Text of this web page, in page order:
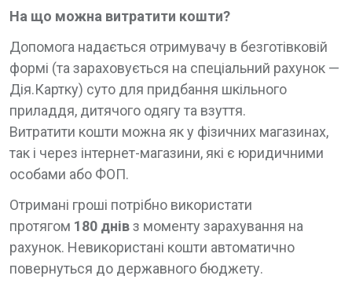
На що можна витратити кошти?
Допомога надається отримувачу в безготівковій
формі (та зараховується на спеціальний рахунок —
Дія.Картку) суто для придбання шкільного
приладдя, дитячого одягу та взуття.
Витратити кошти можна як у фізичних магазинах,
так і через інтернет-магазини, які є юридичними
особами або ФОП.
Отримані гроші потрібно використати
протягом 180 днівз моменту зарахування на
рахунок. Невикористані кошти автоматично
повернуться до державного бюджету.